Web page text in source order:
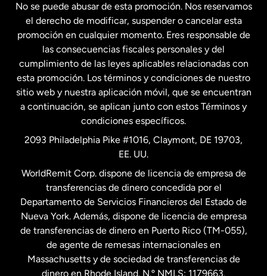
Francia
Malasia
Nueva Zelanda
Países Bajos
Suecia
No se puede abusar de esta promoción. Nos reservamos
el derecho de modificar, suspender o cancelar esta
promoción en cualquier momento. Eres responsable de
las consecuencias fiscales personales y del
cumplimiento de las leyes aplicables relacionadas con
esta promoción. Los términos y condiciones de nuestro
sitio web y nuestra aplicación móvil, que se encuentran
a continuación, se aplican junto con estos Términos y
condiciones específicos.
2093 Philadelphia Pike #1016, Claymont, DE 19703,
EE. UU.
WorldRemit Corp. dispone de licencia de empresa de
transferencias de dinero concedida por el
Departamento de Servicios Financieros del Estado de
Nueva York. Además, dispone de licencia de empresa
de transferencias de dinero en Puerto Rico (TM-055),
de agente de remesas internacionales en
Massachusetts y de sociedad de transferencias de
dinero en Rhode Island. N.º NMLS: 1179663.